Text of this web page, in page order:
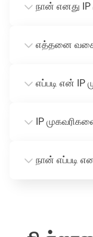
நான் எனது IP
எத்தனை
எப்படி என் IP
IP
நான் எப்படி